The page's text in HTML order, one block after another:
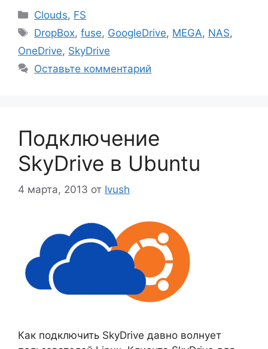
Рубрики
Clouds, FS
Метки
DropBox,fuse, GoogleDrive, MEGA, NAS,
OneDrive, SkyDrive
Оставьте комментарий
Подключение
SkyDrive в Ubuntu
4 марта, 2013 от Ivush
Как подключить SkyDrive давно волнует